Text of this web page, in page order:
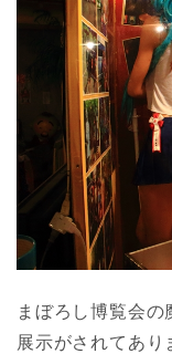
まぼろし博覧会
展示がされてあり